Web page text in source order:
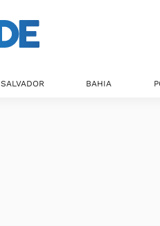
SALVADOR BAHIA